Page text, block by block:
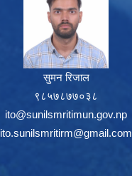
सुमन रिजाल
९८५७८७७०३८
ito@sunilsmritimun.gov.np
ito.sunilsmritirm@gmail.com